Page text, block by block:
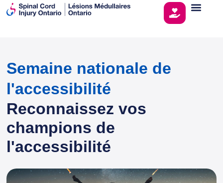
Semaine nationale de
l'accessibilité
Reconnaissez vos
champions de
l'accessibilité